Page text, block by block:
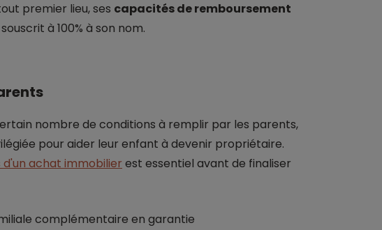
premier lieu, ses capacités de remboursement
à 100% à son nom.
nombre de conditions à remplir par les parents,
pour aider leur enfant à devenir propriétaire.
achat immobilier est essentiel avant de finaliser
complémentaire en garantie